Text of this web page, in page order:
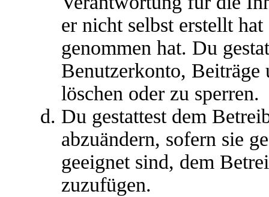
er nicht selbst erstellt
genommen hat. Du
Benutzerkonto,
löschen oder zu sperren.
Du gestattest dem
abzuändern, sofern sie
geeignet sind, dem
zuzufügen.